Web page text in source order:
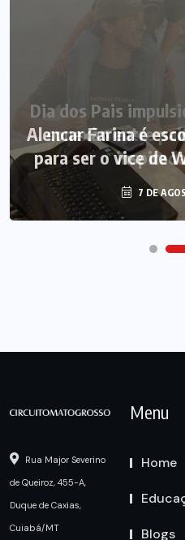
Alencar Farina é
para ser o vice de
7 DE
Rua Major Severino
de Queiroz, 455-A,
Duque de Caxias,
Cuiabá/MT
Menu
Home
Blogs